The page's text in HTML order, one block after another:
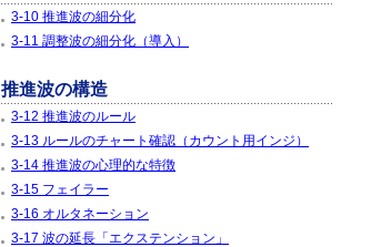
3-10 推進波の細分化
3-11 調整波の細分化（導入）
推進波の構造
3-12 推進波のルール
3-13 ルールのチャート確認（カウント用インジ）
3-14 推進波の心理的な特徴
3-15 フェイラー
3-16 オルタネーション
3-17 波の延長「エクステンション」